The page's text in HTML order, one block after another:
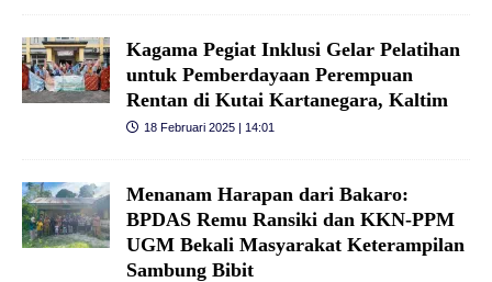
Kagama Pegiat Inklusi Gelar Pelatihan
untuk Pemberdayaan Perempuan
Rentan di Kutai Kartanegara, Kaltim
18 Februari 2025 | 14:01
Menanam Harapan dari Bakaro:
BPDAS Remu Ransiki dan KKN-PPM
UGM Bekali Masyarakat Keterampilan
Sambung Bibit